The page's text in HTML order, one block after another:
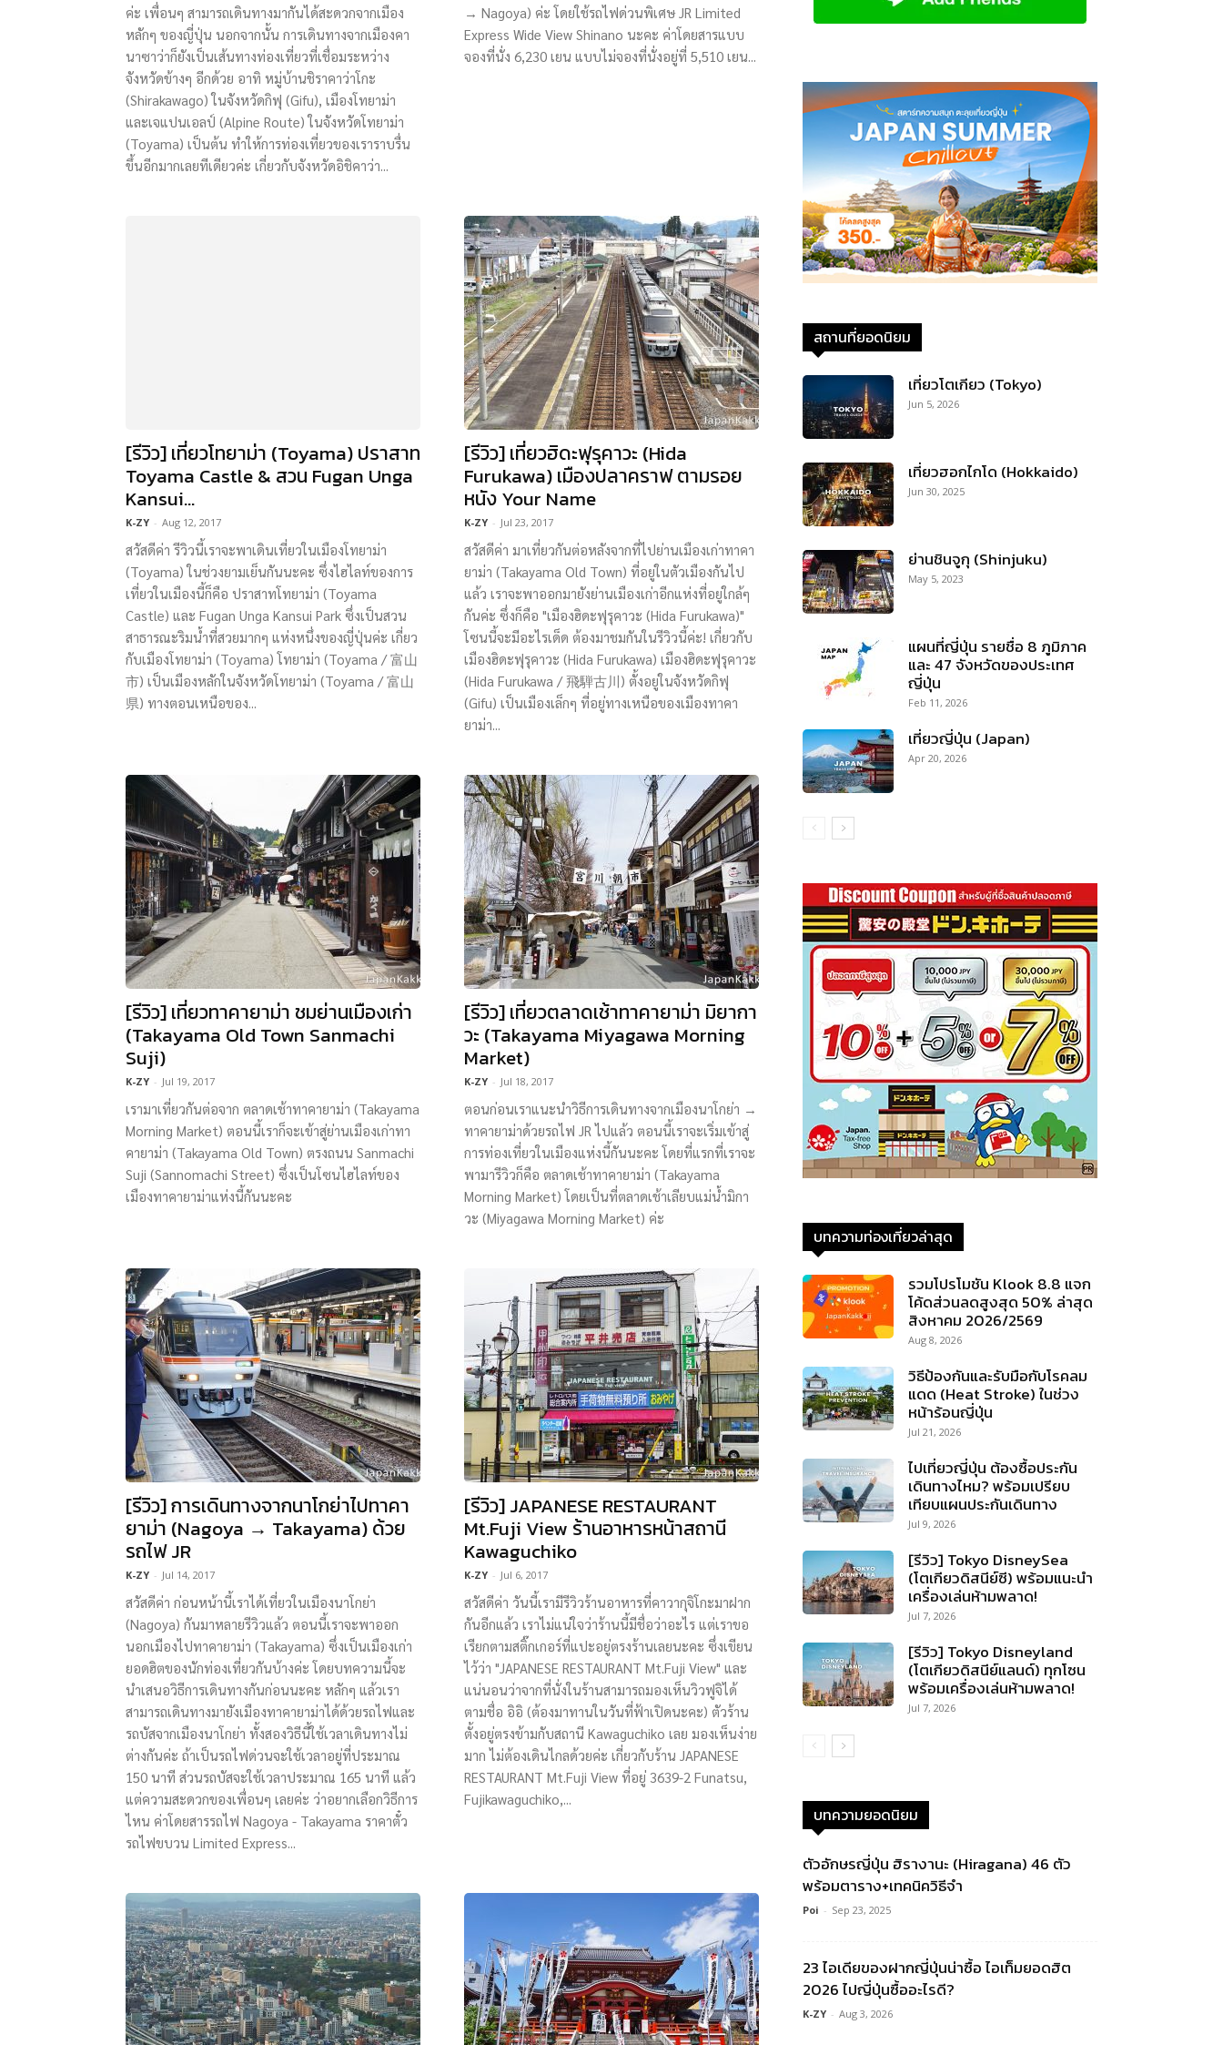
ค่ะ เพื่อนๆ สามารถเดินทางมากันได้สะดวกจากเมือง
หลักๆ ของญี่ปุ่น นอกจากนั้น การเดินทางจากเมืองคา
นาซาว่าก็ยังเป็นเส้นทางท่องเที่ยวที่เชื่อมระหว่าง
จังหวัดข้างๆ อีกด้วย อาทิ หมู่บ้านชิราคาว่าโกะ
(Shirakawago) ในจังหวัดกิฟุ (Gifu), เมืองโทยาม่า
และเจแปนเอลป์ (Alpine Route) ในจังหวัดโทยาม่า
(Toyama) เป็นต้น ทำให้การท่องเที่ยวของเราราบรื่น
ขึ้นอีกมากเลยทีเดียวค่ะ เกี่ยวกับจังหวัดอิชิคาว่า...
→ Nagoya) ค่ะ โดยใช้รถไฟด่วนพิเศษ JR Limited
Express Wide View Shinano นะคะ ค่าโดยสารแบบ
จองที่นั่ง 6,230 เยน แบบไม่จองที่นั่งอยู่ที่ 5,510 เยน...
[รีวิว] เที่ยวโทยาม่า (Toyama) ปราสาท
Toyama Castle & สวน Fugan Unga
Kansui...
K-ZY - Aug 12, 2017
สวัสดีค่า รีวิวนี้เราจะพาเดินเที่ยวในเมืองโทยาม่า
(Toyama) ในช่วงยามเย็นกันนะคะ ซึ่งไฮไลท์ของการ
เที่ยวในเมืองนี้ก็คือ ปราสาทโทยาม่า (Toyama
Castle) และ Fugan Unga Kansui Park ซึ่งเป็นสวน
สาธารณะริมน้ำที่สวยมากๆ แห่งหนึ่งของญี่ปุ่นค่ะ เกี่ยว
กับเมืองโทยาม่า (Toyama) โทยาม่า (Toyama / 富山
市) เป็นเมืองหลักในจังหวัดโทยาม่า (Toyama / 富山
県) ทางตอนเหนือของ...
[รีวิว] เที่ยวฮิดะฟุรุคาวะ (Hida
Furukawa) เมืองปลาคราฟ ตามรอย
หนัง Your Name
K-ZY - Jul 23, 2017
สวัสดีค่า มาเที่ยวกันต่อหลังจากที่ไปย่านเมืองเก่าทาคา
ยาม่า (Takayama Old Town) ที่อยู่ในตัวเมืองกันไป
แล้ว เราจะพาออกมายังย่านเมืองเก่าอีกแห่งที่อยู่ใกล้ๆ
กันค่ะ ซึ่งก็คือ "เมืองฮิดะฟุรุคาวะ (Hida Furukawa)"
โซนนี้จะมีอะไรเด็ด ต้องมาชมกันในรีวิวนี้ค่ะ! เกี่ยวกับ
เมืองฮิดะฟุรุคาวะ (Hida Furukawa) เมืองฮิดะฟุรุคาวะ
(Hida Furukawa / 飛騨古川) ตั้งอยู่ในจังหวัดกิฟุ
(Gifu) เป็นเมืองเล็กๆ ที่อยู่ทางเหนือของเมืองทาคา
ยาม่า...
[รีวิว] เที่ยวทาคายาม่า ชมย่านเมืองเก่า
(Takayama Old Town Sanmachi
Suji)
K-ZY - Jul 19, 2017
เรามาเที่ยวกันต่อจาก ตลาดเช้าทาคายาม่า (Takayama
Morning Market) ตอนนี้เราก็จะเข้าสู่ย่านเมืองเก่าทา
คายาม่า (Takayama Old Town) ตรงถนน Sanmachi
Suji (Sannomachi Street) ซึ่งเป็นโซนไฮไลท์ของ
เมืองทาคายาม่าแห่งนี้กันนะคะ
[รีวิว] เที่ยวตลาดเช้าทาคายาม่า มิยากา
วะ (Takayama Miyagawa Morning
Market)
K-ZY - Jul 18, 2017
ตอนก่อนเราแนะนำวิธีการเดินทางจากเมืองนาโกย่า →
ทาคายาม่าด้วยรถไฟ JR ไปแล้ว ตอนนี้เราจะเริ่มเข้าสู่
การท่องเที่ยวในเมืองแห่งนี้กันนะคะ โดยที่แรกที่เราจะ
พามารีวิวก็คือ ตลาดเช้าทาคายาม่า (Takayama
Morning Market) โดยเป็นที่ตลาดเช้าเลียบแม่น้ำมิกา
วะ (Miyagawa Morning Market) ค่ะ
[รีวิว] การเดินทางจากนาโกย่าไปทาคา
ยาม่า (Nagoya → Takayama) ด้วย
รถไฟ JR
K-ZY - Jul 14, 2017
สวัสดีค่า ก่อนหน้านี้เราได้เที่ยวในเมืองนาโกย่า
(Nagoya) กันมาหลายรีวิวแล้ว ตอนนี้เราจะพาออก
นอกเมืองไปทาคายาม่า (Takayama) ซึ่งเป็นเมืองเก่า
ยอดฮิตของนักท่องเที่ยวกันบ้างค่ะ โดยบทความนี้จะ
นำเสนอวิธีการเดินทางกันก่อนนะคะ หลักๆ แล้วเรา
สามารถเดินทางมายังเมืองทาคายาม่าได้ด้วยรถไฟและ
รถบัสจากเมืองนาโกย่า ทั้งสองวิธีนี้ใช้เวลาเดินทางไม่
ต่างกันค่ะ ถ้าเป็นรถไฟด่วนจะใช้เวลาอยู่ที่ประมาณ
150 นาที ส่วนรถบัสจะใช้เวลาประมาณ 165 นาที แล้ว
แต่ความสะดวกของเพื่อนๆ เลยค่ะ ว่าอยากเลือกวิธีการ
ไหน ค่าโดยสารรถไฟ Nagoya - Takayama ราคาตั๋ว
รถไฟขบวน Limited Express...
[รีวิว] JAPANESE RESTAURANT
Mt.Fuji View ร้านอาหารหน้าสถานี
Kawaguchiko
K-ZY - Jul 6, 2017
สวัสดีค่า วันนี้เรามีรีวิวร้านอาหารที่คาวากุจิโกะมาฝาก
กันอีกแล้ว เราไม่แน่ใจว่าร้านนี้มีชื่อว่าอะไร แต่เราขอ
เรียกตามสติ๊กเกอร์ที่แปะอยู่ตรงร้านเลยนะคะ ซึ่งเขียน
ไว้ว่า "JAPANESE RESTAURANT Mt.Fuji View" และ
แน่นอนว่าจากที่นั่งในร้านสามารถมองเห็นวิวฟูจิได้
ตามชื่อ อิอิ (ต้องมาทานในวันที่ฟ้าเปิดนะคะ) ตัวร้าน
ตั้งอยู่ตรงข้ามกับสถานี Kawaguchiko เลย มองเห็นง่าย
มาก ไม่ต้องเดินไกลด้วยค่ะ เกี่ยวกับร้าน JAPANESE
RESTAURANT Mt.Fuji View ที่อยู่ 3639-2 Funatsu,
Fujikawaguchiko,...
สถานที่ยอดนิยม
เที่ยวโตเกียว (Tokyo)
Jun 5, 2026
เที่ยวฮอกไกโด (Hokkaido)
Jun 30, 2025
ย่านชินจูกุ (Shinjuku)
May 5, 2023
แผนที่ญี่ปุ่น รายชื่อ 8 ภูมิภาค
และ 47 จังหวัดของประเทศ
ญี่ปุ่น
Feb 11, 2026
เที่ยวญี่ปุ่น (Japan)
Apr 20, 2026
บทความท่องเที่ยวล่าสุด
รวมโปรโมชัน Klook 8.8 แจก
โค้ดส่วนลดสูงสุด 50% ล่าสุด
สิงหาคม 2026/2569
Aug 8, 2026
วิธีป้องกันและรับมือกับโรคลม
แดด (Heat Stroke) ในช่วง
หน้าร้อนญี่ปุ่น
Jul 21, 2026
ไปเที่ยวญี่ปุ่น ต้องซื้อประกัน
เดินทางไหม? พร้อมเปรียบ
เทียบแผนประกันเดินทาง
Jul 9, 2026
[รีวิว] Tokyo DisneySea
(โตเกียวดิสนีย์ซี) พร้อมแนะนำ
เครื่องเล่นห้ามพลาด!
Jul 7, 2026
[รีวิว] Tokyo Disneyland
(โตเกียวดิสนีย์แลนด์) ทุกโซน
พร้อมเครื่องเล่นห้ามพลาด!
Jul 7, 2026
บทความยอดนิยม
ตัวอักษรญี่ปุ่น ฮิรางานะ (Hiragana) 46 ตัว
พร้อมตาราง+เทคนิควิธีจำ
Poi - Sep 23, 2025
23 ไอเดียของฝากญี่ปุ่นน่าซื้อ ไอเท็มยอดฮิต
2026 ไปญี่ปุ่นซื้ออะไรดี?
K-ZY - Aug 3, 2026